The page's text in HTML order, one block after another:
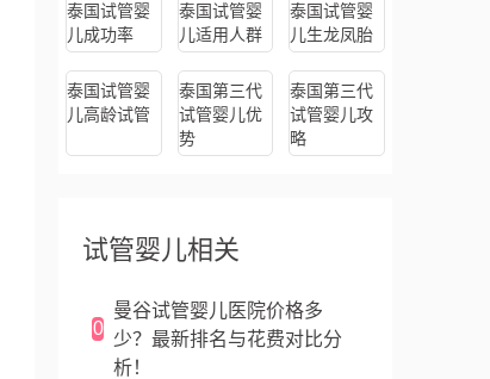
泰国试管婴
儿成功率
泰国试管婴
儿适用人群
泰国试管婴
儿生龙凤胎
泰国试管婴
儿高龄试管
泰国第三代
试管婴儿优
势
泰国第三代
试管婴儿攻
略
试管婴儿相关
0
曼谷试管婴儿医院价格多
少？最新排名与花费对比分
析！